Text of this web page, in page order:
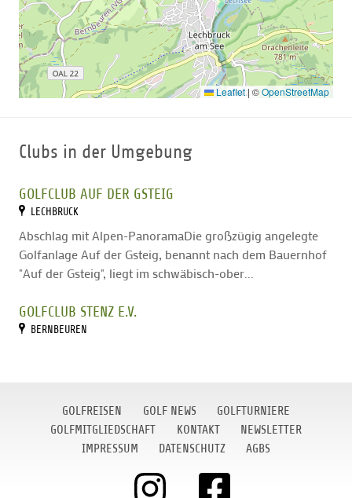
Leaflet|©OpenStreetMap
Clubs in der Umgebung
GOLFCLUB AUF DER GSTEIG
LECHBRUCK
Abschlag mit Alpen-PanoramaDie großzügig angelegte
Golfanlage Auf der Gsteig, benannt nach dem Bauernhof
"Auf der Gsteig", liegt im schwäbisch-ober...
GOLFCLUB STENZ E.V.
BERNBEUREN
GOLFREISEN GOLF NEWS
GOLFTURNIERE
GOLFMITGLIEDSCHAFT
KONTAKT
NEWSLETTER
IMPRESSUM
DATENSCHUTZ AGBS